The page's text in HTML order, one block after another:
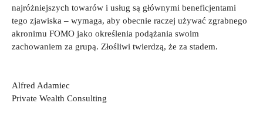
najróżniejszych towarów i usług są głównymi beneficjentami
tego zjawiska – wymaga, aby obecnie raczej używać zgrabnego
akronimu FOMO jako określenia podążania swoim
zachowaniem za grupą. Złośliwi twierdzą, że za stadem.
Alfred Adamiec
Private Wealth Consulting